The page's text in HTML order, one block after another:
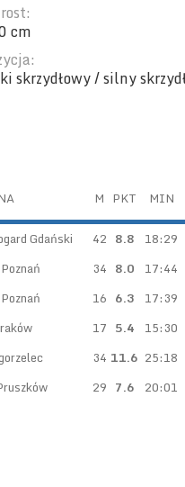
cm
skrzydłowy / silny
M PKT MIN
Gdański 42 8.8 18:29
34 8.0 17:44
16 6.3 17:39
17 5.4 15:30
34 11.6 25:18
29 7.6 20:01